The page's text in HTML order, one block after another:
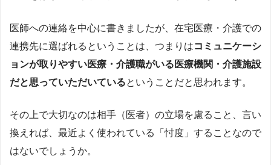
医師への連絡を中心に書きましたが、在宅医療・介護での
連携先に選ばれるということは、つまりはコミュニケーシ
ョンが取りやすい医療・介護職がいる医療機関・介護施設
だと思っていただいているということだと思われます。
その上で大切なのは相手（医者）の立場を慮ること、言い
換えれば、最近よく使われている「忖度」することなので
はないでしょうか。